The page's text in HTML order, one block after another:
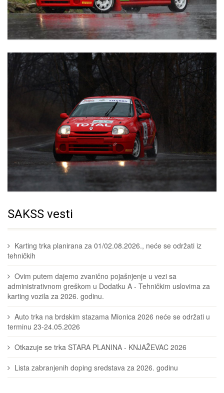
SAKSS vesti
Karting trka planirana za 01/02.08.2026., neće se održati iz
tehničkih
Ovim putem dajemo zvanično pojašnjenje u vezi sa
administrativnom greškom u Dodatku A - Tehničkim uslovima za
karting vozila za 2026. godinu.
Auto trka na brdskim stazama Mionica 2026 neće se održati u
terminu 23-24.05.2026
Otkazuje se trka STARA PLANINA - KNJAŽEVAC 2026
Lista zabranjenih doping sredstava za 2026. godinu